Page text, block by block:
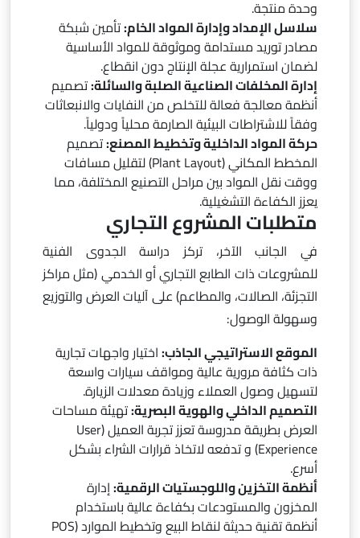
وحدة منتجة.
سلاسل الإمداد وإدارة المواد الخام:تأمين شبكة
مصادر توريد مستدامة وموثوقة للمواد الأساسية
لضمان استمرارية عجلة الإنتاج دون انقطاع.
إدارة المخلفات الصناعية الصلبة والسائلة:تصميم
أنظمة معالجة فعالة للتخلص من النفايات والانبعاثات
وفقاً للاشتراطات البيئية الصارمة محلياً ودولياً.
حركة المواد الداخلية وتخطيط المصنع:تصميم
المخطط المكاني (Plant Layout) لتقليل مسافات
ووقت نقل المواد بين مراحل التصنيع المختلفة، مما
يعزز الكفاءة التشغيلية.
متطلبات المشروع التجاري
في الجانب الآخر، تركز دراسة الجدوى الفنية
للمشروعات ذات الطابع التجاري أو الخدمي (مثل مراكز
التجزئة، الصالات، والمطاعم) على آليات العرض والتوزيع
وسهولة الوصول:
الموقع الاستراتيجي الجاذب:اختيار واجهات تجارية
ذات كثافة مرورية عالية ومواقف سيارات واسعة
لتسهيل وصول العملاء وزيادة معدلات الزيارة.
التصميم الداخلي والهوية البصرية:تهيئة مساحات
العرض بطريقة مدروسة تعزز تجربة العميل (User
Experience) و تدفعه لاتخاذ قرارات الشراء بشكل
أسرع.
أنظمة التخزين واللوجستيات الرقمية:إدارة
المخزون والمستودعات بكفاءة عالية باستخدام
أنظمة تقنية حديثة لنقاط البيع وتخطيط الموارد (POS